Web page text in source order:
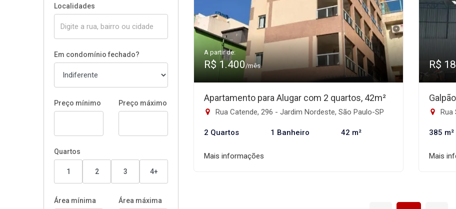
Localidades
Em condomínio fechado?
Preço mínimo Preço máximo
Quartos
1 2 3 4+
Área mínima Área máxima
A partir de:
R$ 1.400/mês
Apartamento para Alugar com 2 quartos, 42m²
Rua Catende, 296 - Jardim Nordeste, São Paulo-SP
2 Quartos 1 Banheiro 42 m²
Mais informações
R$
Rua
385 m²
Mais